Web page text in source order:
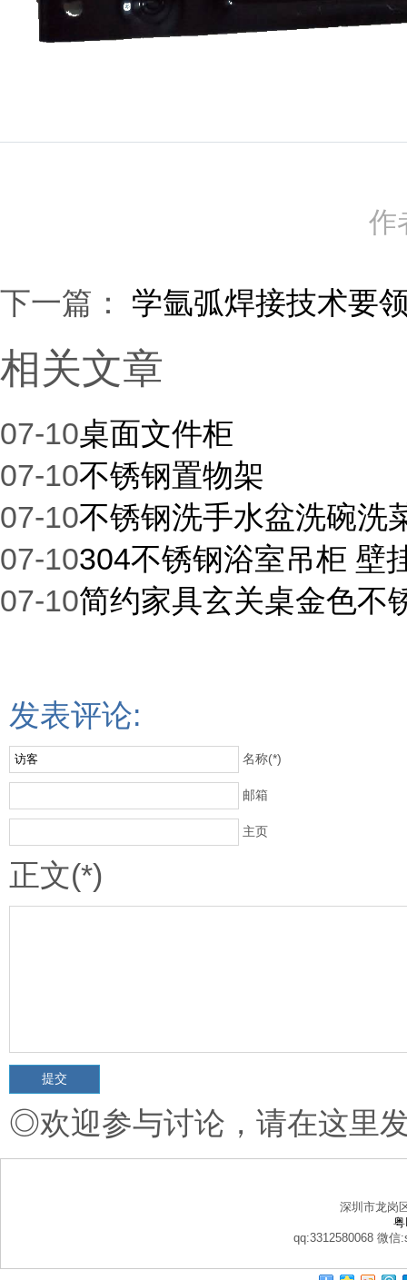
作
下一篇： 学氩弧焊接技术要
相关文章
07-10桌面文件柜
07-10不锈钢置物架
07-10不锈钢洗手水盆洗碗洗
07-10304不锈钢浴室吊柜 壁
07-10简约家具玄关桌金色不
发表评论:
名称(*)
邮箱
主页
正文(*)
◎欢迎参与讨论，请在这里
深圳市龙岗
粤
qq:3312580068 微